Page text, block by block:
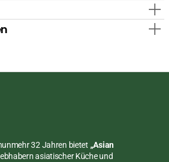
32 Jahren bietet „Asian
asiatischer Küche und